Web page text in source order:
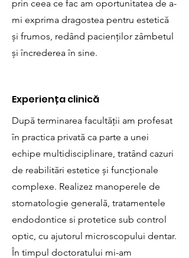
prin ceea ce fac am oportunitatea de a-
mi exprima dragostea pentru estetică
și frumos, redând pacienților zâmbetul
și încrederea în sine.
Experiența clinică
După terminarea facultății am profesat
în practica privată ca parte a unei
echipe multidisciplinare, tratând cazuri
de reabilitări estetice și funcționale
complexe. Realizez manoperele de
stomatologie generală, tratamentele
endodontice si protetice sub control
optic, cu ajutorul microscopului dentar.
În timpul doctoratului mi-am